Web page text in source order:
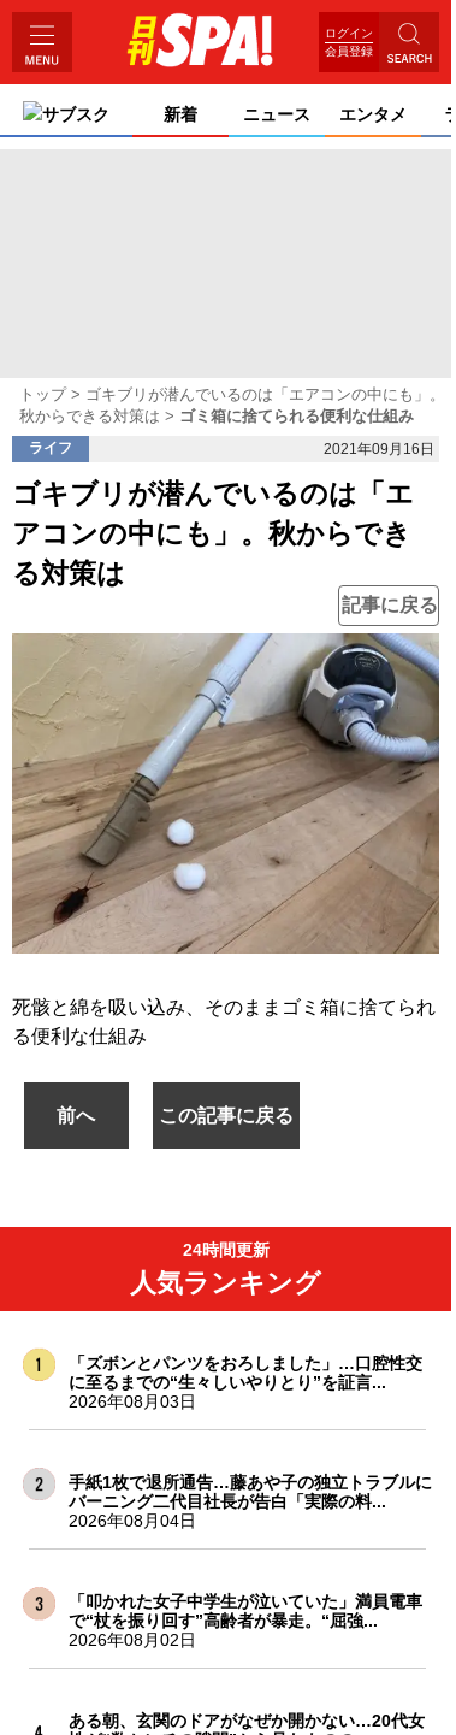
ログイン
会員登録
サブスク 新着 ニュース エンタメ
トップ
ゴキブリが潜んでいるのは「エアコンの中にも」。
秋からできる対策は
ゴミ箱に捨てられる便利な仕組み
ライフ 2021年09月16日
ゴキブリが潜んでいるのは「エ
アコンの中にも」。秋からでき
る対策は
記事に戻る
死骸と綿を吸い込み、そのままゴミ箱に捨てられ
る便利な仕組み
前へ この記事に戻る
24時間更新
人気ランキング
「ズボンとパンツをおろしました」…口腔性交
に至るまでの“生々しいやりとり”を証言...
2026年08月03日
手紙1枚で退所通告…藤あや子の独立トラブルに
バーニング二代目社長が告白「実際の料...
2026年08月04日
「叩かれた女子中学生が泣いていた」満員電車
で“杖を振り回す”高齢者が暴走。“屈強...
2026年08月02日
ある朝、玄関のドアがなぜか開かない…20代女